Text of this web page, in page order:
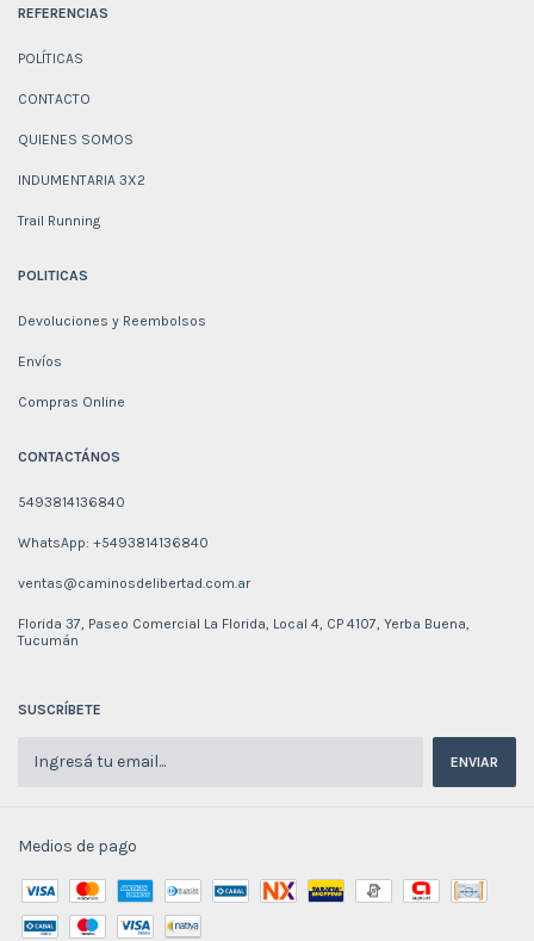
REFERENCIAS
POLÍTICAS
CONTACTO
QUIENES SOMOS
INDUMENTARIA 3X2
Trail Running
POLITICAS
Devoluciones y Reembolsos
Envíos
Compras Online
CONTACTÁNOS
5493814136840
WhatsApp: +5493814136840
ventas@caminosdelibertad.com.ar
Florida 37, Paseo Comercial La Florida, Local 4, CP 4107, Yerba Buena,
Tucumán
SUSCRÍBETE
Medios de pago